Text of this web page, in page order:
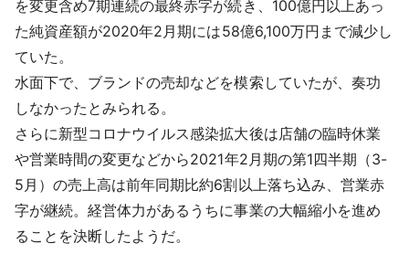
を変更含め7期連続の最終赤字が続き、100億円以上あっ
た純資産額が2020年2月期には58億6,100万円まで減少し
ていた。
水面下で、ブランドの売却などを模索していたが、奏功
しなかったとみられる。
さらに新型コロナウイルス感染拡大後は店舗の臨時休業
や営業時間の変更などから2021年2月期の第1四半期（3-
5月）の売上高は前年同期比約6割以上落ち込み、営業赤
字が継続。経営体力があるうちに事業の大幅縮小を進め
ることを決断したようだ。